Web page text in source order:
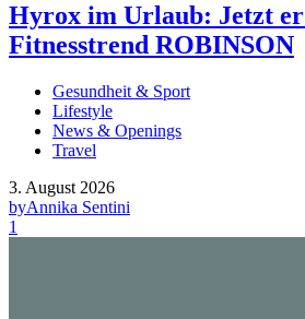
Hyrox im Urlaub: Jetzt
Fitnesstrend ROBINSON
Gesundheit & Sport
Lifestyle
News & Openings
Travel
3. August 2026
byAnnika Sentini
1